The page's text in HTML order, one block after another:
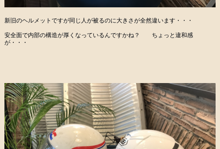
新旧のヘルメットですが同じ人が被るのに大きさが全然違います・・・
安全面で内部の構造が厚くなっているんですかね？ ちょっと違和感
が・・・